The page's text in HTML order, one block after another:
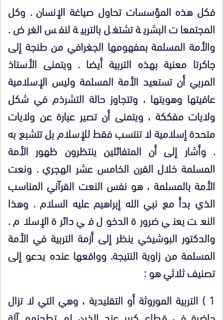
فكل هذه المؤسسات تحاول صياغة الإنسان . وكل
المجتمعات البشرية تشتغل بالتربية لنفس الغرض .
والأمة المسلمة بمفهومها الجغرافي من طنجة إلى
جاكرتا معنية بهذه التربية أيضا . ويتمنى الأستاذ
المربي أن تستعيد الأمة المسلمة وليس الإسلامية
عافيتها وهويتها ، وتتجاوز حالة التشرذم في شكل
ولايات مفككة ، ويتمنى أن تصير عبارة عن ولايات
متحدة إسلامية لا تنتسب فقط للإسلام بل تتشبع به
. وأشار إلى أن المتفائلين ينتظرون ظهور الأمة
المسلمة خلال القرن الخامس عشر الهجري . ونعت
الأمة بالمسلمة ، هو نفس النعت القرآني المناسب
الذي بدأ مع نبي الله إبراهيم عليه السلام . وهذا
النعت يعني ضرورة الدخول في دائرة الإسلام .
والدكتور البوشيخي ينظر إلى أزمة التربية في الأمة
المسلمة من زاوية النتيجة. وواقعها عنده يدعو إلى
تصنيف ثلاثي هو :
1 ) التربية الموروثة أو التقليدية ، وهي التي لا تزال